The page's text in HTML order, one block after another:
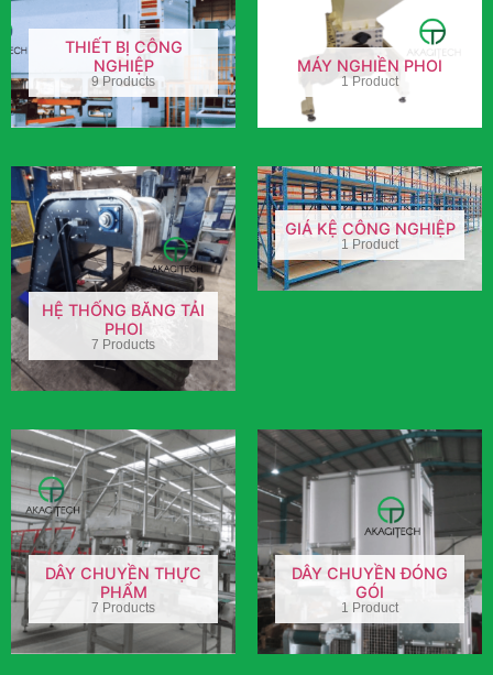
THIẾT BỊ CÔNG
NGHIỆP
9 Products
MÁY NGHIỀN PHOI
1 Product
HỆ THỐNG BĂNG TẢI
PHOI
7 Products
GIÁ KỆ CÔNG NGHIỆP
1 Product
DÂY CHUYỀN THỰC
PHẨM
7 Products
DÂY CHUYỀN ĐÓNG
GÓI
1 Product